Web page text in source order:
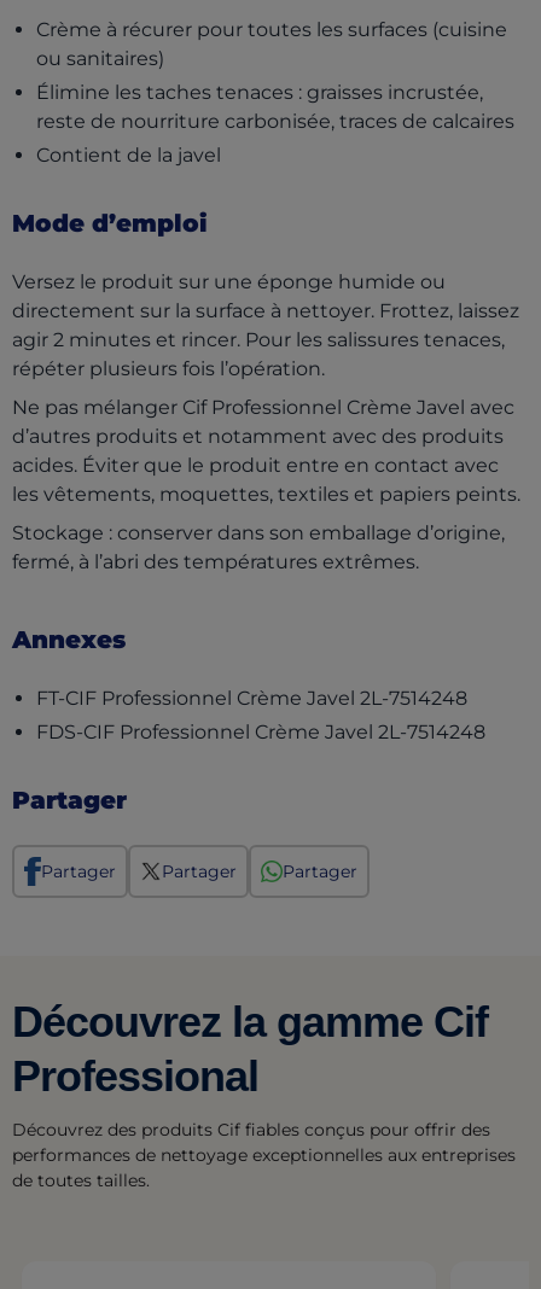
Crème à récurer pour toutes les surfaces (cuisine
ou sanitaires)
Élimine les taches tenaces : graisses incrustée,
reste de nourriture carbonisée, traces de calcaires
Contient de la javel
Mode d’emploi
Versez le produit sur une éponge humide ou
directement sur la surface à nettoyer. Frottez, laissez
agir 2 minutes et rincer. Pour les salissures tenaces,
répéter plusieurs fois l’opération.
Ne pas mélanger Cif Professionnel Crème Javel avec
d’autres produits et notamment avec des produits
acides. Éviter que le produit entre en contact avec
les vêtements, moquettes, textiles et papiers peints.
Stockage : conserver dans son emballage d’origine,
fermé, à l’abri des températures extrêmes.
Annexes
FT-CIF Professionnel Crème Javel 2L-7514248(opens
FDS-CIF Professionnel Crème Javel 2L-7514248
Partager
Partager Partager Partager
Découvrez la gamme Cif
Professional
Découvrez des produits Cif fiables conçus pour offrir des
performances de nettoyage exceptionnelles aux entreprises
de toutes tailles.